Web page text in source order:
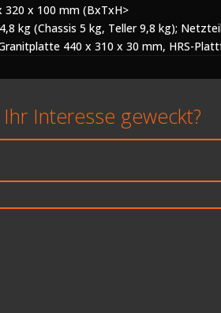
320 x 100 mm (BxTxH>
kg (Chassis 5 kg, Teller 9,8 kg);
440 x 310 x 30 mm, HRS-
Interesse geweckt?